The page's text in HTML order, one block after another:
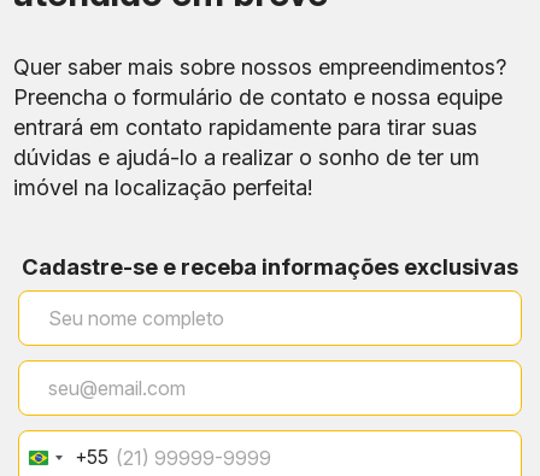
Quer saber mais sobre nossos empreendimentos?
Preencha o formulário de contato e nossa equipe
entrará em contato rapidamente para tirar suas
dúvidas e ajudá-lo a realizar o sonho de ter um
imóvel na localização perfeita!
Cadastre-se e receba informações exclusivas
Brazil+55